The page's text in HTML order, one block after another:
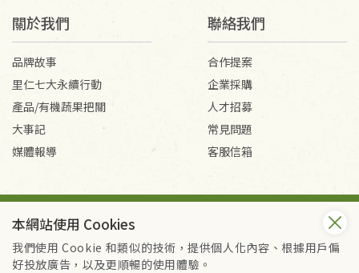
關於我們
品牌故事
里仁七大永續行動
產品/有機蔬果把關
大事記
媒體報導
聯絡我們
合作提案
企業採購
人才招募
常見問題
客服信箱
Copyright © 2026 里仁事業股份有限公司(統編：16301262) /
里仁網購股份有限公司(統編：25149752)
All Rights Reserved.
本網站使用 Cookies
我們使用 Cookie 和類似的技術，提供個人化內容、根據用戶偏
好投放廣告，以及更順暢的使用體驗。